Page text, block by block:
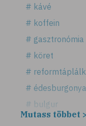
# kávé
# koffein
# gasztronómia
# köret
#
# édesburgonya
# bulgur
# köles
Mutass többet >